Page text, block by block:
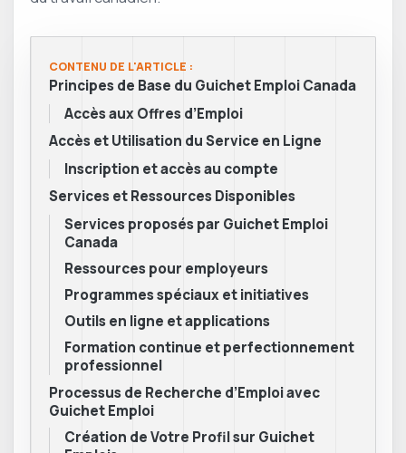
CONTENU DE L'ARTICLE :
Principes de Base du Guichet Emploi Canada
Accès aux Offres d’Emploi
Accès et Utilisation du Service en Ligne
Inscription et accès au compte
Services et Ressources Disponibles
Services proposés par Guichet Emploi
Canada
Ressources pour employeurs
Programmes spéciaux et initiatives
Outils en ligne et applications
Formation continue et perfectionnement
professionnel
Processus de Recherche d’Emploi avec
Guichet Emploi
Création de Votre Profil sur Guichet